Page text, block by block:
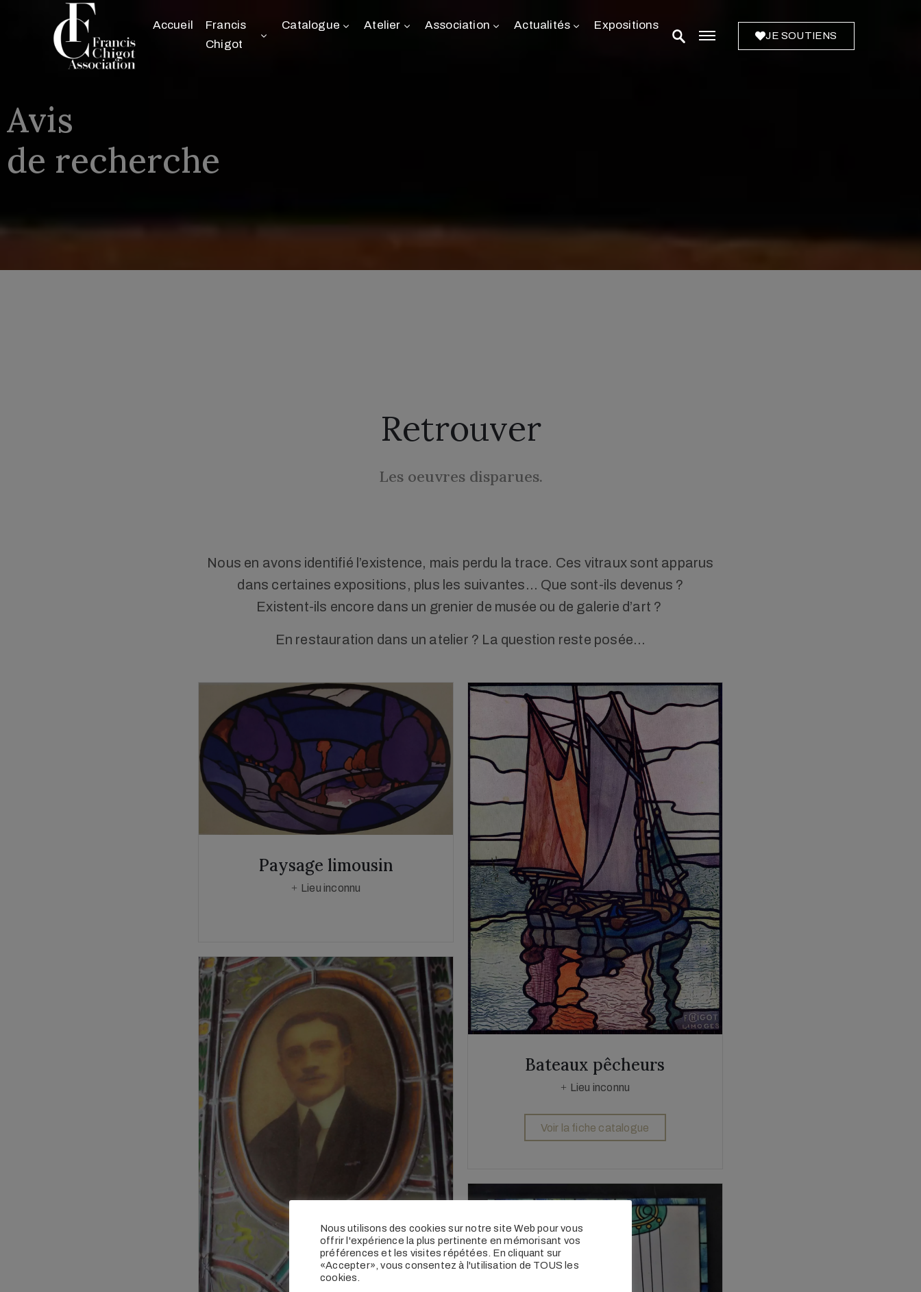
Accueil
Francis
Chigot
Catalogue Atelier Association Actualités Expositions
JE SOUTIENS
Avis
de recherche
Retrouver
Les oeuvres disparues.
Nous en avons identifié l’existence, mais perdu la trace. Ces vitraux sont apparus
dans certaines expositions, plus les suivantes… Que sont-ils devenus ?
Existent-ils encore dans un grenier de musée ou de galerie d’art ?
En restauration dans un atelier ? La question reste posée…
Paysage limousin
Lieu inconnu
Bateaux pêcheurs
Lieu inconnu
Voir la fiche catalogue
Nous utilisons des cookies sur notre site Web pour vous
offrir l'expérience la plus pertinente en mémorisant vos
préférences et les visites répétées. En cliquant sur
«Accepter», vous consentez à l'utilisation de TOUS les
cookies.